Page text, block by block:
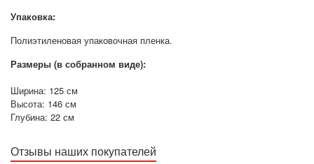
Упаковка:
Полиэтиленовая упаковочная пленка.
Размеры (в собранном виде):
Ширина: 125 см
Высота: 146 см
Глубина: 22 см
Отзывы наших покупателей